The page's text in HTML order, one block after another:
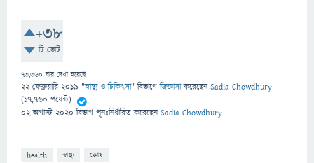
+38
টি ভোট
73,360 বার দেখা হয়েছে
22 ফেব্রুয়ারি 2019 "স্বাস্থ্য ও চিকিৎসা" বিভাগে জিজ্ঞাসাকরেছেনSadia Chowdhury
(17,760 পয়েন্ট)
02 অগাস্ট 2020 বিভাগ পূনঃনির্ধারিত করেছেনSadia Chowdhury
health স্বাস্থ্য কোষ